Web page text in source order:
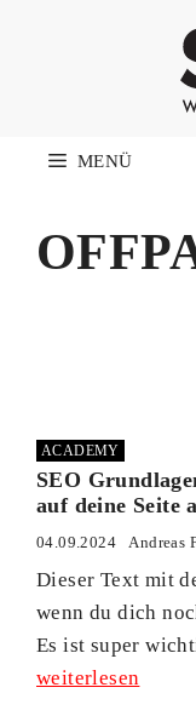
MENÜ
ACADEMY
SEO
auf deine Seite
04.09.2024 Andreas
Dieser Text mit
wenn du dich
Es ist super
weiterlesen